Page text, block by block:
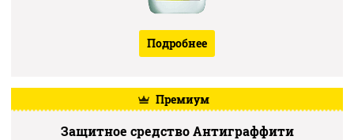
Контакты
Подробнее
Премиум
Защитное средство Антиграффити